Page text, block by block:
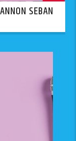
SEBAN